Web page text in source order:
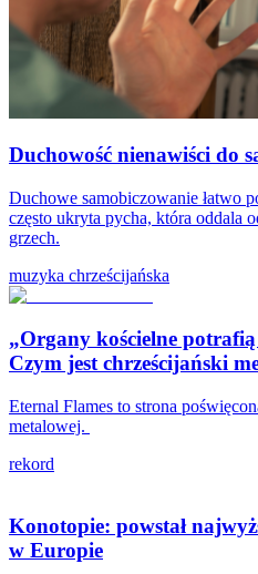
Duchowość nienawiści do
Duchowe samobiczowanie łatwo
często ukryta pycha, która oddala
grzech.
muzyka chrześcijańska
„Organy kościelne
Czym jest chrześcijański
Eternal Flames to strona
metalowej.
rekord
Konotopie: powstał
w Europie